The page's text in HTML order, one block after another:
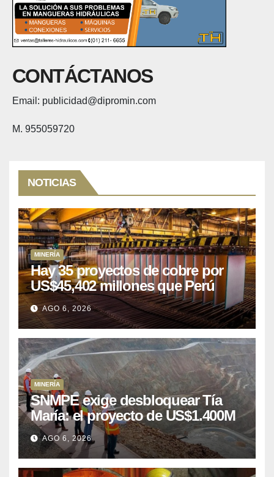
CONTÁCTANOS
Email: publicidad@dipromin.com
M. 955059720
NOTICIAS
MINERÍA
Hay 35 proyectos de cobre por
US$45,402 millones que Perú
puede aprovechar
AGO 6, 2026
MINERÍA
SNMPE exige desbloquear Tía
María: el proyecto de US$1.400M
que Perú lleva 15 años
posponiendo
AGO 6, 2026